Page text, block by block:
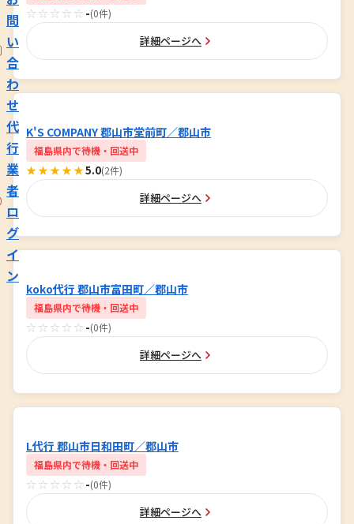
問
い
合
わ
せ
代
行
業
者
ロ
グ
イ
ン
☆☆☆☆☆ -(0件)
詳細ページへ
K'S COMPANY 郡山市堂前町／郡山市
福島県内で待機・回送中
★★★★★5.0(2件)
詳細ページへ
koko代行 郡山市富田町／郡山市
福島県内で待機・回送中
☆☆☆☆☆ -(0件)
詳細ページへ
L代行 郡山市日和田町／郡山市
福島県内で待機・回送中
☆☆☆☆☆ -(0件)
詳細ページへ